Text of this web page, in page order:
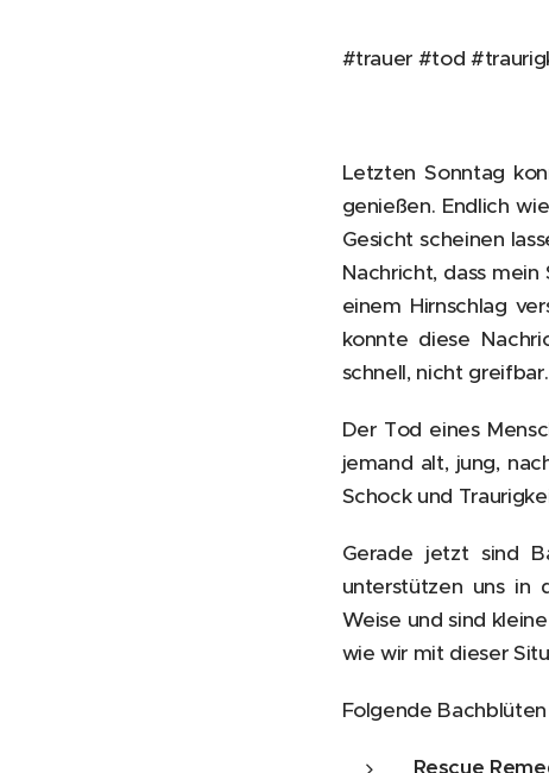
#trauer #tod
Letzten Sonntag
genießen. Endlich
Gesicht scheinen
Nachricht, dass
einem Hirnschlag
konnte diese
schnell, nicht greifbar.
Der Tod eines
jemand alt, jung,
Schock und
Gerade jetzt sind
unterstützen uns in
Weise und sind
wie wir mit dieser
Folgende
Rescue